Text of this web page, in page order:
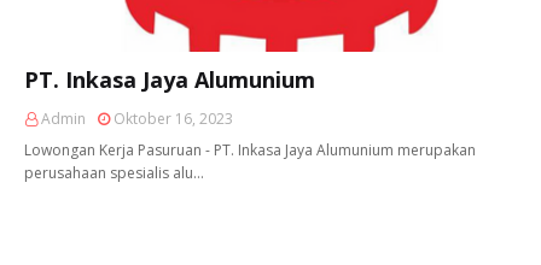
PT. Inkasa Jaya Alumunium
Admin
Oktober 16, 2023
Lowongan Kerja Pasuruan - PT. Inkasa Jaya Alumunium merupakan
perusahaan spesialis alu…